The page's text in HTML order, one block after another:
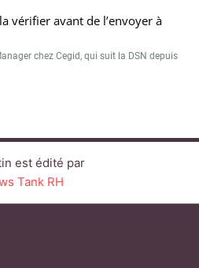
vérifier avant de l’envoyer à
chez Cegid, qui suit la DSN depuis
est édité par
Tank RH